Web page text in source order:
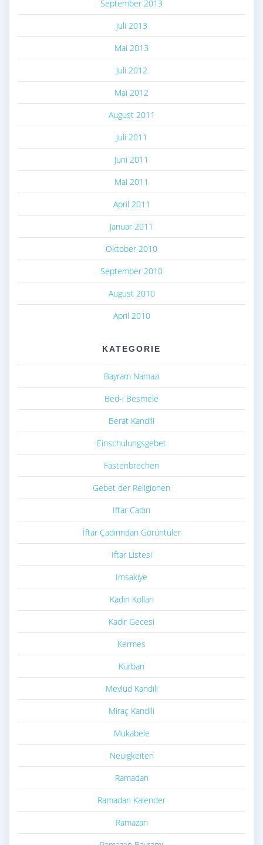
September 2013
Juli 2013
Mai 2013
Juli 2012
Mai 2012
August 2011
Juli 2011
Juni 2011
Mai 2011
April 2011
Januar 2011
Oktober 2010
September 2010
August 2010
April 2010
KATEGORIE
Bayram Namazı
Bed-i Besmele
Berat Kandili
Einschulungsgebet
Fastenbrechen
Gebet der Religionen
Iftar Cadırı
İftar Çadırından Görüntüler
Iftar Listesi
Imsakiye
Kadın Kolları
Kadir Gecesi
Kermes
Kurban
Mevlüd Kandili
Miraç Kandili
Mukabele
Neuigkeiten
Ramadan
Ramadan Kalender
Ramazan